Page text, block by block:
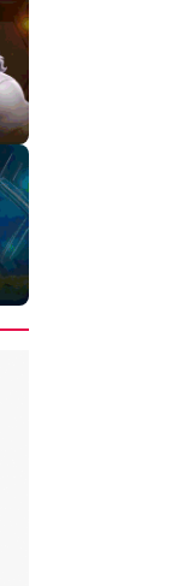
setiap hari.